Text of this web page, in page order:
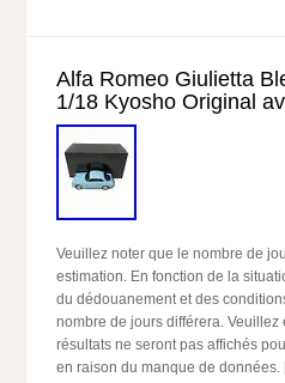
Alfa Romeo Giulietta
1/18 Kyosho Original
Veuillez noter que le nombre de
estimation. En fonction de la
du dédouanement et des
nombre de jours différera.
résultats ne seront pas affichés
en raison du manque de